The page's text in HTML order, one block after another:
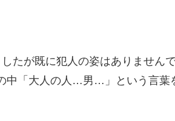
たが既に犯人の姿はありません
中「大人の人…男…」という言葉